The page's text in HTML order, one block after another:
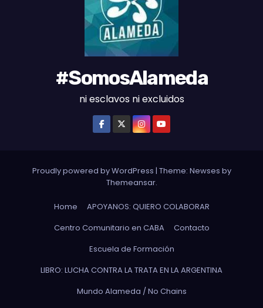
#SomosAlameda
ni esclavos ni excluidos
Proudly powered by WordPress | Theme: Newses by
Themeansar.
Home
APOYANOS: QUIERO COLABORAR
Centro Comunitario en CABA
Contacto
Escuela de Formación
LIBRO: LUCHA CONTRA LA TRATA EN LA ARGENTINA
Mundo Alameda / No Chains